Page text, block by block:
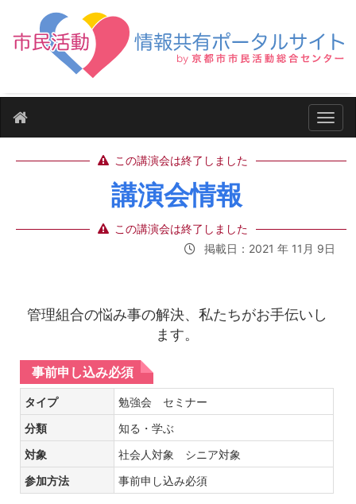
ナビ
この講演会は終了しました
講演会情報
この講演会は終了しました
掲載日：2021 年 11月 9日
管理組合の悩み事の解決、私たちがお手伝いし
ます。
事前申し込み必須
タイプ 勉強会 セミナー
分類 知る・学ぶ
対象 社会人対象 シニア対象
参加方法 事前申し込み必須